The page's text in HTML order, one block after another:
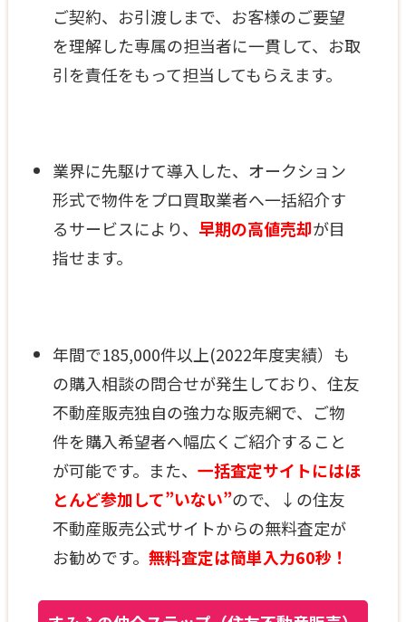
ご契約、お引渡しまで、お客様のご要望
を理解した専属の担当者に一貫して、お取
引を責任をもって担当してもらえます。
業界に先駆けて導入した、オークション
形式で物件をプロ買取業者へ一括紹介す
るサービスにより、 早期の高値売却が目
指せます。
年間で185,000件以上(2022年度実績）も
の購入相談の問合せが発生しており、住友
不動産販売独自の強力な販売網で、ご物
件を購入希望者へ幅広くご紹介すること
が可能です。また、一括査定サイトにはほ
とんど参加して”いない”ので、↓の住友
不動産販売公式サイトからの無料査定が
お勧めです。無料査定は簡単入力60秒！